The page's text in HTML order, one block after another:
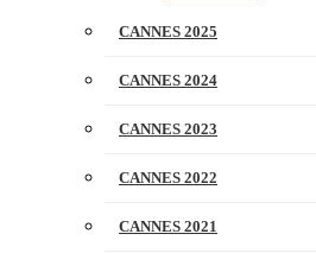
CANNES 2025
CANNES 2024
CANNES 2023
CANNES 2022
CANNES 2021